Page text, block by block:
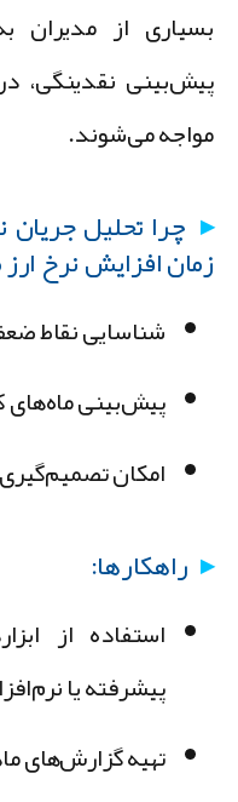
از مدیران
نقدینگی، در
می‌شوند.
چرا تحلیل جریان
افزایش نرخ ارز
شناسایی نقاط ضعف و
پیش‌بینی ماه‌های
امکان تصمیم‌گیری
راهکارها:
استفاده از
پیشرفته یا
تهیه گزارش‌های